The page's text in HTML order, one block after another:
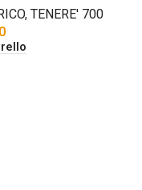
, TENERE' 700